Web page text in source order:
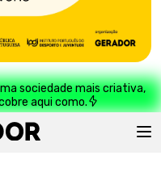
sociedade mais criativa,
aqui como.